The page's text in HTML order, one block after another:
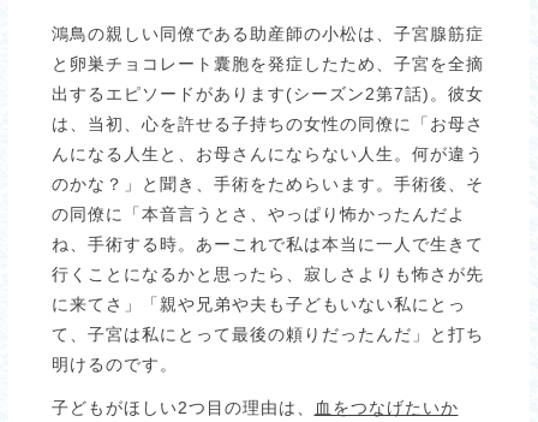
鴻鳥の親しい同僚である助産師の小松は、子宮腺筋症
と卵巣チョコレート囊胞を発症したため、子宮を全摘
出するエピソードがあります(シーズン2第7話)。彼女
は、当初、心を許せる子持ちの女性の同僚に「お母さ
んになる人生と、お母さんにならない人生。何が違う
のかな？」と聞き、手術をためらいます。手術後、そ
の同僚に「本音言うとさ、やっぱり怖かったんだよ
ね、手術する時。あーこれで私は本当に一人で生きて
行くことになるかと思ったら、寂しさよりも怖さが先
に来てさ」「親や兄弟や夫も子どもいない私にとっ
て、子宮は私にとって最後の頼りだったんだ」と打ち
明けるのです。
子どもがほしい2つ目の理由は、
血をつなげたいか